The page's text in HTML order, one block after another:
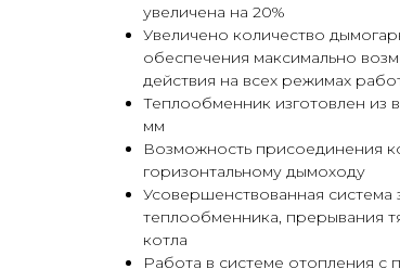
увеличена на 20%
Увеличено количество
обеспечения максимально
действия на всех режимах
Теплообменник изготовлен из
мм
Возможность присоединения
горизонтальному дымоходу
Усовершенствованная система
теплообменника, прерывания
котла
Работа в системе отопления с